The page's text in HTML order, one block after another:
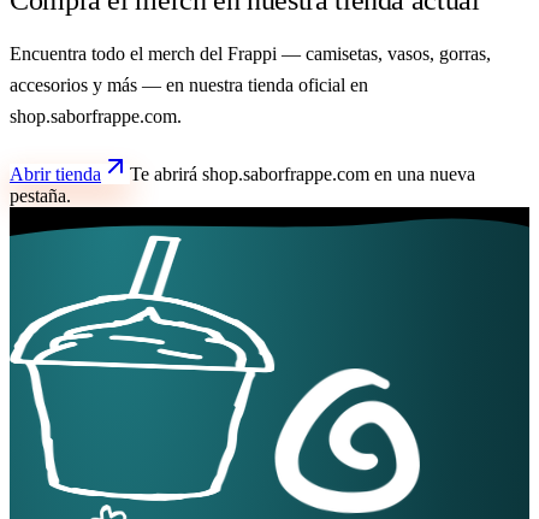
Encuentra todo el merch del Frappi — camisetas, vasos, gorras,
accesorios y más — en nuestra tienda oficial en
shop.saborfrappe.com.
Abrir tienda
Te abrirá shop.saborfrappe.com en una nueva
pestaña.